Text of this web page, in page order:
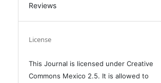
Reviews
License
This Journal is licensed under Creative
Commons Mexico 2.5. It is allowed to